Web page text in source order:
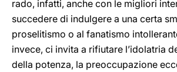
rado, infatti, anche con le migliori
succedere di indulgere a una certa
proselitismo o al fanatismo
invece, ci invita a rifiutare l’idolatria
della potenza, la preoccupazione